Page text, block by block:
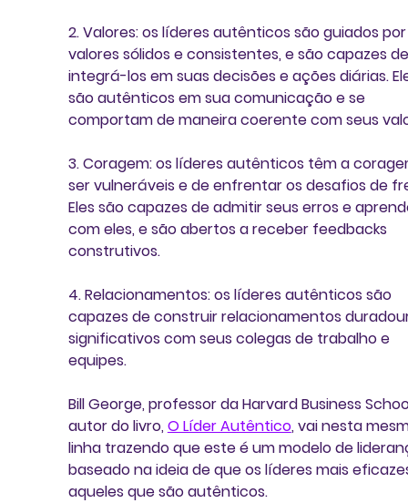
2. Valores: os líderes autênticos são guiados
valores sólidos e consistentes, e são capazes
integrá-los em suas decisões e ações diárias.
são autênticos em sua comunicação e se
comportam de maneira coerente com seus
3. Coragem: os líderes autênticos têm a
ser vulneráveis e de enfrentar os desafios de
Eles são capazes de admitir seus erros e
com eles, e são abertos a receber feedbacks
construtivos.
4. Relacionamentos: os líderes autênticos são
capazes de construir relacionamentos
significativos com seus colegas de trabalho e
equipes.
Bill George, professor da Harvard Business
autor do livro, O Líder Autêntico, vai nesta
linha trazendo que este é um modelo de
baseado na ideia de que os líderes mais
aqueles que são autênticos.